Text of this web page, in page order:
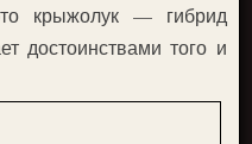
крыжолук — гибрид
достоинствами того и